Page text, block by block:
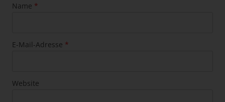
Name *
E-Mail-Adresse *
Website